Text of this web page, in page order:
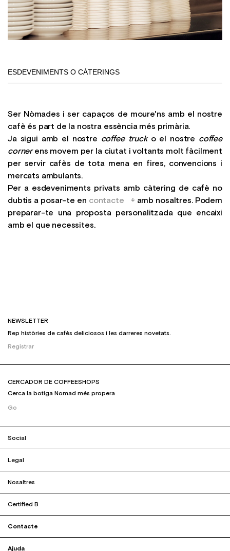
ESDEVENIMENTS O CÀTERINGS
Ser Nòmades i ser capaços de moure'ns amb el nostre
cafè és part de la nostra essència més primària.
Ja sigui amb el nostre coffee trucko el nostre coffee
cornerens movem per la ciutat i voltants molt fàcilment
per servir cafès de tota mena en fires, convencions i
mercats ambulants.
Per a esdeveniments privats amb càtering de cafè no
dubtis a posar-te en contacte
amb nosaltres. Podem
preparar-te una proposta personalitzada que encaixi
amb el que necessites.
NEWSLETTER
Rep històries de cafès deliciosos i les darreres novetats.
Registrar
CERCADOR DE COFFEESHOPS
Cerca la botiga Nomad més propera
Go
Social
Legal
Nosaltres
Certified B
Contacte
Ajuda